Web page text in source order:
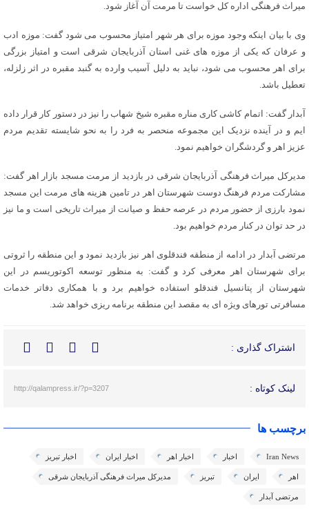
میراث فرهنگی اداره کل خواست تا مرمت آن آغاز شود.
وی با بیان اینکه وجود موزه برای هر شهر امتیاز محسوب می شود گفت: موزه ادب
و عرفان که یکی از موزه های غنی استان آذربایجان شرقی است و امتیاز بزرگی
برای اهر محسوب می شود، نباید به دلیل آسیب وارده به گنبد مقبره در اثر زلزله،
تعطیل باشد.
آبدار گفت: اتمام کاشی کاری مناره مقبره شیخ شهاب را نیز در دستور کار قرار داده
ایم و در آینده نزدیک این مجموعه منحصر به فرد را به نحو شایسته تقدیم مردم
عزیز اهر و گردشگران خواهیم نمود.
مدیرکل میراث فرهنگی آذربایجان شرقی در بازدید از مرمت مسجد بازار اهر گفت:
مشارکت مردم فرهنگ دوست شهرستان اهر در تامین هزینه های مرمت این مسجد
نمود بارزی از حضور مردم در عرصه حفظ و صیانت از میراث تاریخی است و ما نیز
در حد توان در کنار مردم خواهیم بود.
مرتضی آبدار در ادامه از منطقه فندقلوی اهر نیز بازدید نمود و این منطقه را ثروتی
برای شهرستان اهر معرفی کرد و گفت: به منظور توسعه اکوتوریسم در این
شهرستان از پتانسیل فندقلو استفاده خواهیم برد و با همکاری دفاتر خدمات
مسافرتی تورهای ویژه ای به مقصد این منطقه برنامه ریزی خواهد شد.
اشتراک گذاری :
لینک کوتاه : http://qalampress.ir/?p=3207
برچسب ها
Iran News اخبار اخبار اهر اخبار ایران اخبار تبریز
اهر ایران تبریز مدیرکل میراث فرهنگی آذربایجان شرقی
مرتضی آبدار